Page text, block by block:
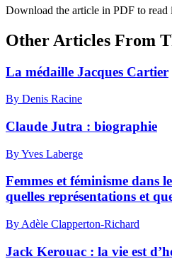
Download the article in PDF to read
Other Articles From
La médaille Jacques Cartier
By Denis Racine
Claude Jutra : biographie
By Yves Laberge
Femmes et féminisme dans
quelles représentations et
By Adèle Clapperton-Richard
Jack Kerouac : la vie est